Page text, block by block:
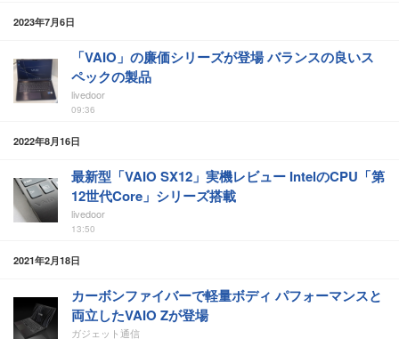
2023年7月6日
「VAIO」の廉価シリーズが登場 バランスの良いス
ペックの製品
livedoor
09:36
2022年8月16日
最新型「VAIO SX12」実機レビュー IntelのCPU「第
12世代Core」シリーズ搭載
livedoor
13:50
2021年2月18日
カーボンファイバーで軽量ボディ パフォーマンスと
両立したVAIO Zが登場
ガジェット通信